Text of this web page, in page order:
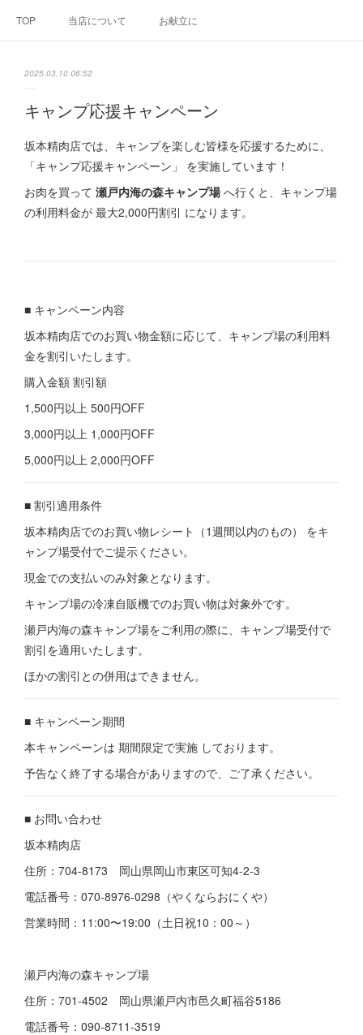
TOP 当店について お献立に
2025.03.10 06:52
キャンプ応援キャンペーン
坂本精肉店では、キャンプを楽しむ皆様を応援するために、
「キャンプ応援キャンペーン」 を実施しています！
お肉を買って 瀬戸内海の森キャンプ場へ行くと、キャンプ場
の利用料金が 最大2,000円割引 になります。
■ キャンペーン内容
坂本精肉店でのお買い物金額に応じて、キャンプ場の利用料
金を割引いたします。
購入金額 割引額
1,500円以上 500円OFF
3,000円以上 1,000円OFF
5,000円以上 2,000円OFF
■ 割引適用条件
坂本精肉店でのお買い物レシート（1週間以内のもの） をキ
ャンプ場受付でご提示ください。
現金での支払いのみ対象となります。
キャンプ場の冷凍自販機でのお買い物は対象外です。
瀬戸内海の森キャンプ場をご利用の際に、キャンプ場受付で
割引を適用いたします。
ほかの割引との併用はできません。
■ キャンペーン期間
本キャンペーンは 期間限定で実施 しております。
予告なく終了する場合がありますので、ご了承ください。
■ お問い合わせ
坂本精肉店
住所：704-8173 岡山県岡山市東区可知4-2-3
電話番号：070-8976-0298（やくならおにくや）
営業時間：11:00〜19:00（土日祝10：00～）
瀬戸内海の森キャンプ場
住所：701-4502 岡山県瀬戸内市邑久町福谷5186
電話番号：090-8711-3519